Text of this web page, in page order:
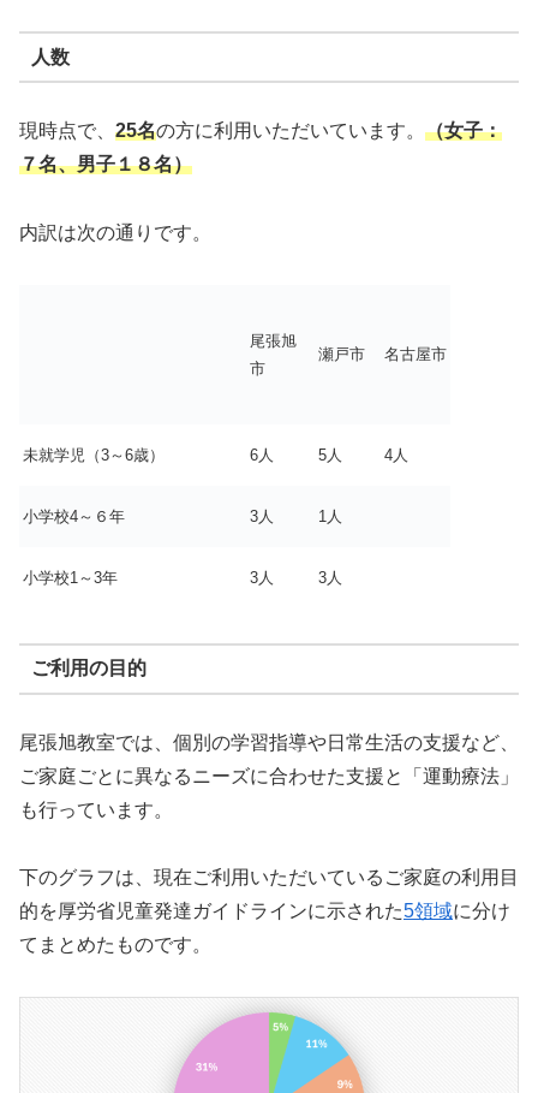
人数
現時点で、 25名の方に利用いただいています。 （女子：
７名、男子１８名）
内訳は次の通りです。
尾張旭
市
瀬戸市 名古屋市
未就学児（3～6歳） 6人 5人 4人
小学校4～６年 3人 1人
小学校1～3年 3人 3人
ご利用の目的
尾張旭教室では、個別の学習指導や日常生活の支援など、
ご家庭ごとに異なるニーズに合わせた支援と「運動療法」
も行っています。
下のグラフは、現在ご利用いただいているご家庭の利用目
的を厚労省児童発達ガイドラインに示された5領域に分け
てまとめたものです。